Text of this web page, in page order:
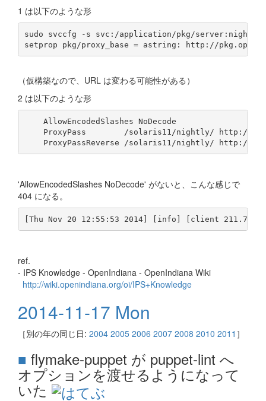
1 は以下のような形
sudo svccfg -s svc:/application/pkg/
（仮構築なので、URL は変わる可能性がある）
2 は以下のような形
    AllowEncodedSlashes NoDecode
ProxyPass        /solaris11/nightly/ http://
'AllowEncodedSlashes NoDecode' がないと、こんな感じで
404 になる。
[Thu Nov 20 12:55:53 2014] [info] [client
ref.
- IPS Knowledge - OpenIndiana - OpenIndiana Wiki
http://wiki.openindiana.org/oi/IPS+Knowledge
2014-11-17 Mon
［別の年の同じ日: 2004 2005 2006 2007 2008 2010 2011 ］
■ flymake-puppet が puppet-lint へ
オプションを渡せるようになって
いた